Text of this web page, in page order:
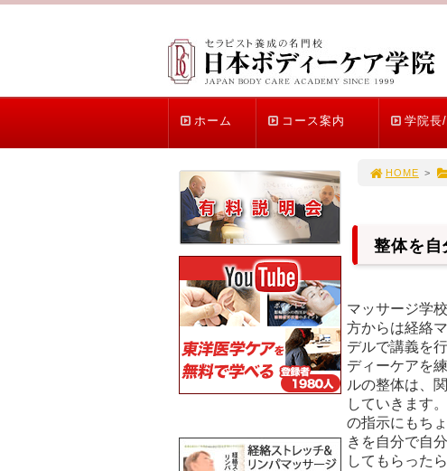
ホーム コース案内 学院長
HOME >
整体を自
マッサージ学
方からは経絡
デルで講義を
ディーケアを
ルの整体は、
していきます
の指示にもち
きを自分で自
してもらった